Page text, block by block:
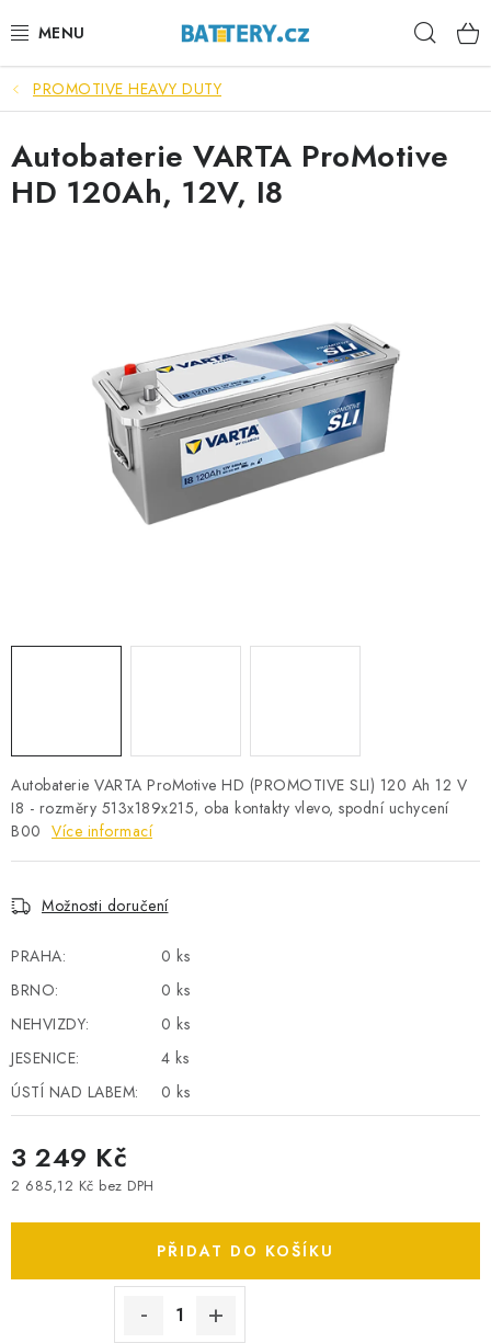
na
VÝHODNÉ SETY
SLUŽBY
AUTOBATERIE
STANIČNÍ BATERIE
BATERIOVÉ BOXY
POWERBANKY
STARTOVACÍ ZDROJE
TESTERY BATERIÍ
BATERIE PRO NOUZOVÁ OSVĚTLENÍ
PŘÍSLUŠENSTVÍ
DOPRAVA ZDARMA
KONTAKTY
POŠTOVNÉ A DOPRAVA
VÝMĚNA AUTOBATERIE
OBCHODNÍ PODMÍNKY
OCHRANA OSOBNÍCH ÚDAJŮ
OVĚŘOVÁNÍ RECENZÍ
JAK NA TO S BATTERY.CZ
PROMOTIVE HEAVY DUTY
Autobaterie VARTA ProMotive HD (PROMOTIVE SLI) 120 Ah 12 V
I8 - rozměry 513x189x215, oba kontakty vlevo, spodní uchycení
B00 Více informací
Možnosti doručení
PRAHA:
0 ks
BRNO:
0 ks
NEHVIZDY:
0 ks
JESENICE:
4 ks
ÚSTÍ NAD LABEM:
0 ks
3 249 Kč
2 685,12 Kč bez DPH
PŘIDAT DO KOŠÍKU
Autobaterie VARTA ProMotive
HD 120Ah, 12V, I8